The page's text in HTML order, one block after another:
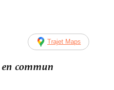
Trajet Maps
commun